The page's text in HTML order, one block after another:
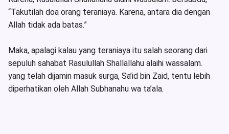
“Takutilah doa orang teraniaya. Karena, antara dia dengan
Allah tidak ada batas.”
Maka, apalagi kalau yang teraniaya itu salah seorang dari
sepuluh sahabat Rasulullah Shallallahu alaihi wassalam.
yang telah dijamin masuk surga, Sa’id bin Zaid, tentu lebih
diperhatikan oleh Allah Subhanahu wa ta’ala.